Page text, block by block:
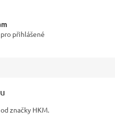
přihlášené
značky HKM.